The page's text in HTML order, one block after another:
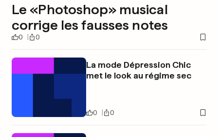
Le «Photoshop» musical
corrige les fausses notes
0 0
La mode Dépression Chic
met le look au régime sec
0 0